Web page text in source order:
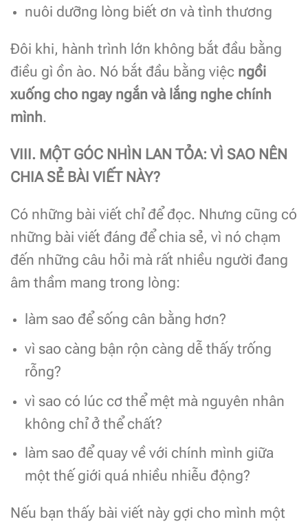
nuôi dưỡng lòng biết ơn và tình thương
Đôi khi, hành trình lớn không bắt đầu bằng
điều gì ồn ào. Nó bắt đầu bằng việc ngồi
xuống cho ngay ngắn và lắng nghe chính
mình.
VIII. MỘT GÓC NHÌN LAN TỎA: VÌ SAO NÊN
CHIA SẺ BÀI VIẾT NÀY?
Có những bài viết chỉ để đọc. Nhưng cũng có
những bài viết đáng để chia sẻ, vì nó chạm
đến những câu hỏi mà rất nhiều người đang
âm thầm mang trong lòng:
làm sao để sống cân bằng hơn?
vì sao càng bận rộn càng dễ thấy trống
rỗng?
vì sao có lúc cơ thể mệt mà nguyên nhân
không chỉ ở thể chất?
làm sao để quay về với chính mình giữa
một thế giới quá nhiều nhiễu động?
Nếu bạn thấy bài viết này gợi cho mình một